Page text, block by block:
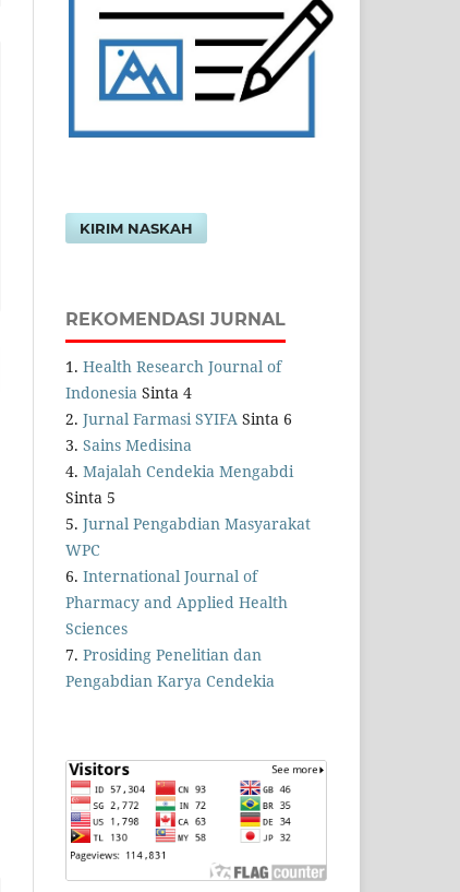
KIRIM NASKAH
REKOMENDASI JURNAL
1. Health Research Journal of
Indonesia Sinta 4
2. Jurnal Farmasi SYIFA Sinta 6
3. Sains Medisina
4. Majalah Cendekia Mengabdi
Sinta 5
5. Jurnal Pengabdian Masyarakat
WPC
6. International Journal of
Pharmacy and Applied Health
Sciences
7. Prosiding Penelitian dan
Pengabdian Karya Cendekia